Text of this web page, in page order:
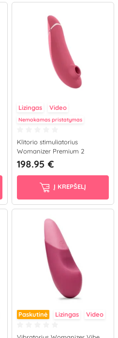
Lizingas Video
Nemokamas pristatymas
Klitorio stimuliatorius
Womanizer Premium 2
(rožinis)
198.95 €
Į KREPŠELĮ
Paskutinė Lizingas Video